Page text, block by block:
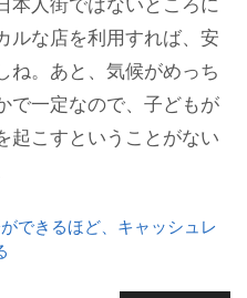
ルな店を利用すれば、安
ね。あと、気候がめっち
で一定なので、子どもが
起こすということがない
できるほど、キャッシュレ